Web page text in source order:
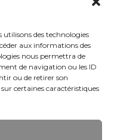
utilisons des technologies
aux informations des
nous permettra de
de navigation ou les ID
ou de retirer son
certaines caractéristiques
.